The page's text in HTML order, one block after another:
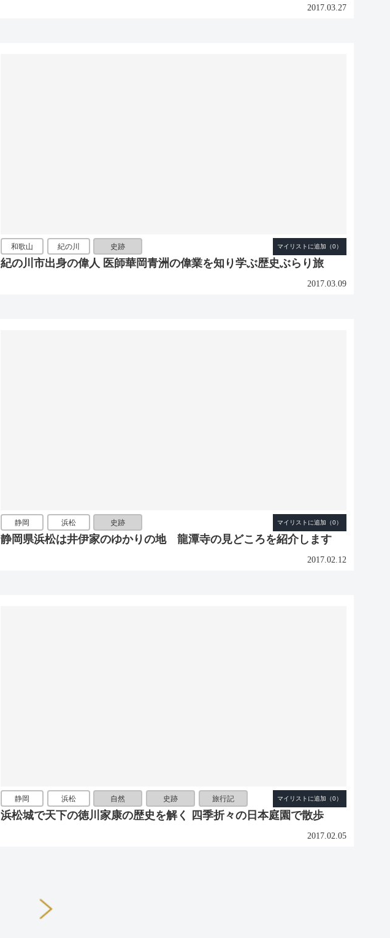
2017.03.27
和歌山 紀の川 史跡
紀の川市出身の偉人 医師華岡青洲の偉業を知り学ぶ歴史ぶらり旅
2017.03.09
静岡 浜松 史跡
静岡県浜松は井伊家のゆかりの地 龍潭寺の見どころを紹介します
2017.02.12
静岡 浜松 自然 史跡 旅行記
浜松城で天下の徳川家康の歴史を解く 四季折々の日本庭園で散歩
2017.02.05